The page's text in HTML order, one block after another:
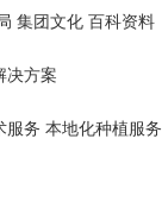
集团文化 百科资料
决方案
服务 本地化种植服务